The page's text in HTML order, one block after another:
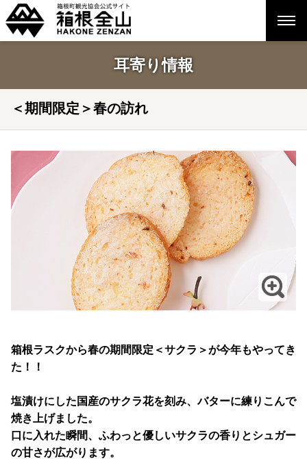
耳寄り情報
＜期間限定＞春の訪れ
箱根ラスクから春の期間限定＜サクラ＞が今年もやってき
た！！
塩漬けにした国産のサクラ花を刻み、バターに練りこんで
焼き上げました。
口に入れた瞬間、ふわっと優しいサクラの香りとシュガー
の甘さが広がります。